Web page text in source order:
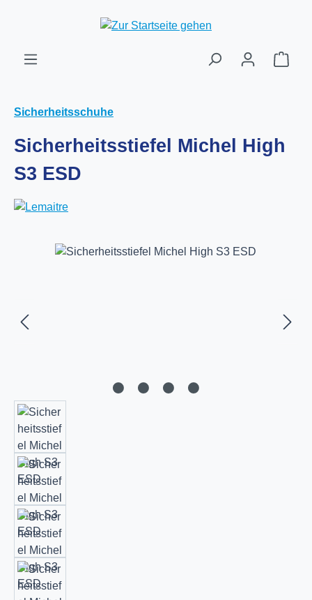
Zum Hauptinhalt springen
Sicherheitsschuhe
Sicherheitsstiefel Michel High
S3 ESD
Bildergalerie überspringen